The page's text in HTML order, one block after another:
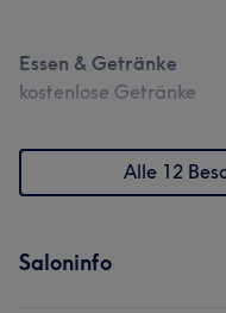
Essen & Getränke
kostenlose Getränke
Alle 12
Saloninfo